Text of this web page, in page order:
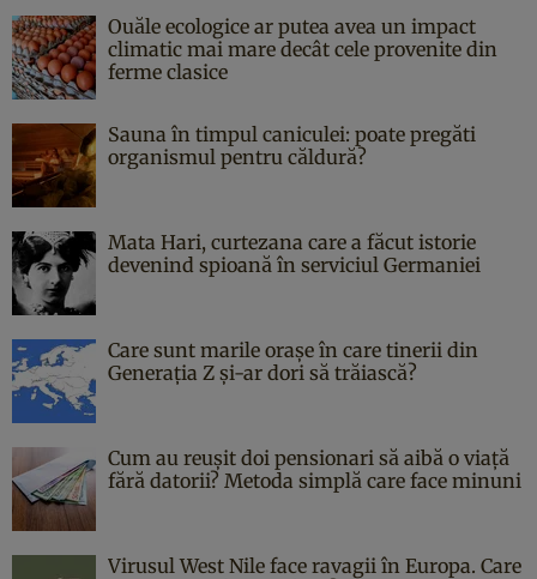
Ouăle ecologice ar putea avea un impact
climatic mai mare decât cele provenite din
ferme clasice
Sauna în timpul caniculei: poate pregăti
organismul pentru căldură?
Mata Hari, curtezana care a făcut istorie
devenind spioană în serviciul Germaniei
Care sunt marile orașe în care tinerii din
Generația Z și-ar dori să trăiască?
Cum au reușit doi pensionari să aibă o viață
fără datorii? Metoda simplă care face minuni
Virusul West Nile face ravagii în Europa. Care